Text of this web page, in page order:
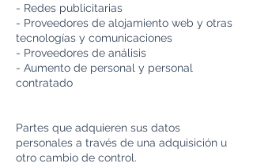
- Redes publicitarias
- Proveedores de alojamiento web y otras
tecnologías y comunicaciones
- Proveedores de análisis
- Aumento de personal y personal
contratado
Partes que adquieren sus datos
personales a través de una adquisición u
otro cambio de control.